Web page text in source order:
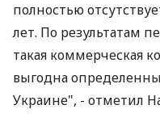
полностью
лет. По результатам
такая коммерческая
выгодна
Украине", - отметил